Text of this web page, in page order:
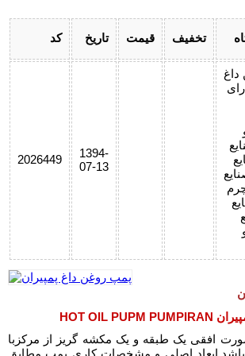
کد تاریخ قیمت تخفیف
2026449
1394-
07-13
افقی یک طبقه و یک مکشه گریز از مرکزبا